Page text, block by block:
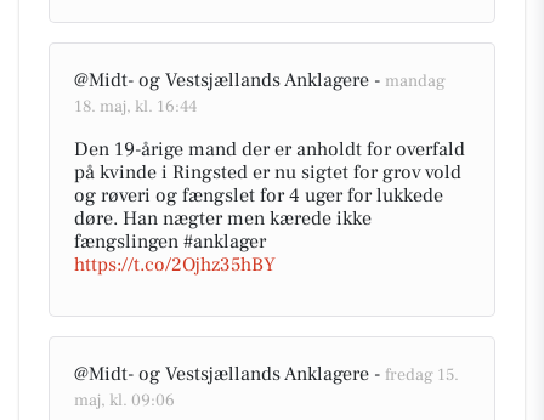
@Midt- og Vestsjællands Anklagere - mandag
18. maj, kl. 16:44
Den 19-årige mand der er anholdt for overfald
på kvinde i Ringsted er nu sigtet for grov vold
og røveri og fængslet for 4 uger for lukkede
døre. Han nægter men kærede ikke
fængslingen #anklager
https://t.co/2Ojhz35hBY
@Midt- og Vestsjællands Anklagere - fredag 15.
maj, kl. 09:06